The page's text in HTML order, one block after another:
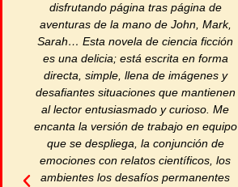
disfrutando página tras página de
aventuras de la mano de John, Mark,
Sarah… Esta novela de ciencia ficción
es una delicia; está escrita en forma
directa, simple, llena de imágenes y
desafiantes situaciones que mantienen
al lector entusiasmado y curioso. Me
encanta la versión de trabajo en equipo
que se despliega, la conjunción de
emociones con relatos científicos, los
ambientes los desafíos permanentes